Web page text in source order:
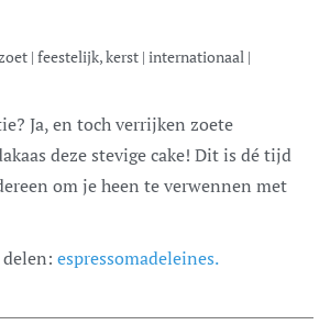
| feestelijk, kerst | internationaal |
deze stevige cake! Dit is dé tijd
om je heen te verwennen met
espressomadeleines.